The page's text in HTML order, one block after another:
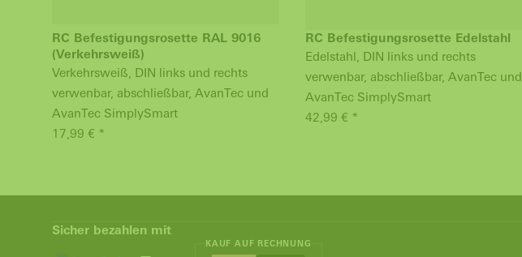
RC Befestigungsrosette RAL 9016
(Verkehrsweiß)
Verkehrsweiß, DIN links und rechts
verwenbar, abschließbar, AvanTec und
AvanTec SimplySmart
17,99 € *
RC Befestigungsrosette Edelstahl
Edelstahl, DIN links und rechts
verwenbar, abschließbar, AvanTec und
AvanTec SimplySmart
42,99 € *
Sicher bezahlen mit
KAUF AUF RECHNUNG